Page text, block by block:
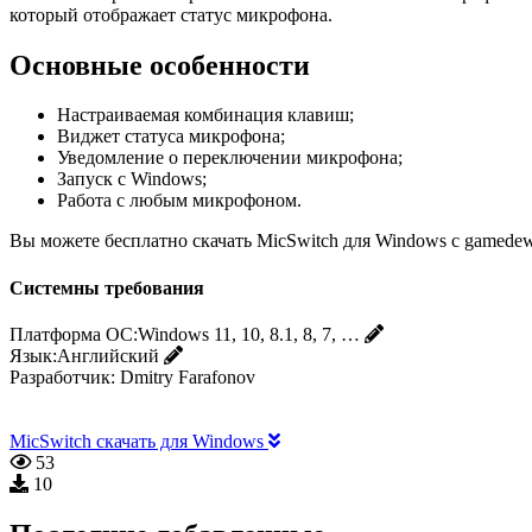
который отображает статус микрофона.
Основные особенности
Настраиваемая комбинация клавиш;
Виджет статуса микрофона;
Уведомление о переключении микрофона;
Запуск с Windows;
Работа с любым микрофоном.
Вы можете бесплатно скачать MicSwitch для Windows с
Системны требования
Платформа ОС:Windows 11, 10, 8.1, 8, 7, …
Язык:Английский
Разработчик: Dmitry Farafonov
MicSwitch скачать для Windows
53
10